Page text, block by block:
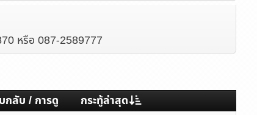
หรือ 087-2589777
กลับ / การดู
กระทู้ล่าสุด